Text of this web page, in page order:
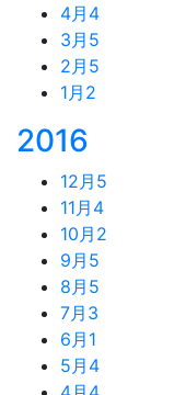
4月 4
3月 5
2月 5
1月 2
2016
12月 5
11月 4
10月 2
9月 5
8月 5
7月 3
6月 1
5月 4